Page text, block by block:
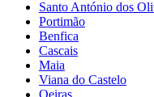
Santo António dos
Portimão
Benfica
Cascais
Maia
Viana do Castelo
Oeiras